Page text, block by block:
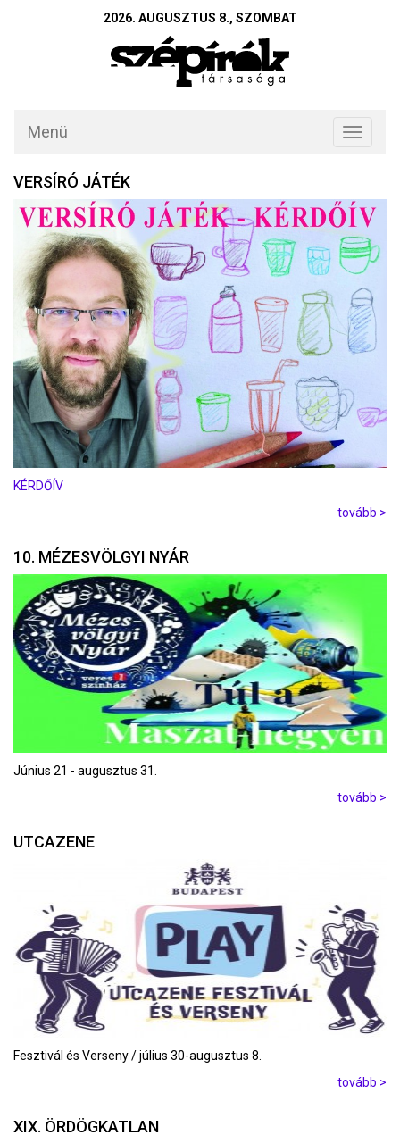
2026. AUGUSZTUS 8., SZOMBAT
Toggle
Menü
VERSÍRÓ JÁTÉK
KÉRDŐÍV
tovább >
10. MÉZESVÖLGYI NYÁR
Június 21 - augusztus 31.
tovább >
UTCAZENE
Fesztivál és Verseny / július 30-augusztus 8.
tovább >
XIX. ÖRDÖGKATLAN